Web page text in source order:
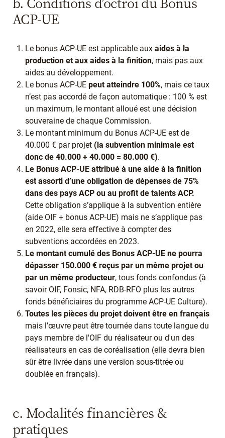
ACP-UE
Le bonus ACP-UE est applicable aux aides à la
production et aux aides à la finition, mais pas aux
aides au développement.
Le bonus ACP-UE peut atteindre 100%, mais ce taux
n’est pas accordé de façon automatique : 100 % est
un maximum, le montant alloué est une décision
souveraine de chaque Commission.
Le montant minimum du Bonus ACP-UE est de
40.000 € par projet (la subvention minimale est
donc de 40.000 + 40.000 = 80.000 €).
Le Bonus ACP-UE attribué à une aide à la finition
est assorti d’une obligation de dépenses de 75%
dans des pays ACP ou au profit de talents ACP.
Cette obligation s’applique à la subvention entière
(aide OIF + bonus ACP-UE) mais ne s’applique pas
en 2022, elle sera effective à compter des
subventions accordées en 2023.
Le montant cumulé des Bonus ACP-UE ne pourra
dépasser 150.000 € reçus par un même projet ou
par un même producteur, tous fonds confondus (à
savoir OIF, Fonsic, NFA, RDB-RFO plus les autres
fonds bénéficiaires du programme ACP-UE Culture).
Toutes les pièces du projet doivent être en français
mais l’œuvre peut être tournée dans toute langue du
pays membre de l'OIF du réalisateur ou d'un des
réalisateurs en cas de coréalisation (elle devra bien
sûr être livrée dans une version sous-titrée ou
doublée en français).
c. Modalités financières &
pratiques